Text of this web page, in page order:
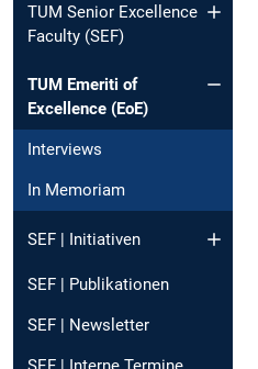
TUM Senior Excellence
Faculty (SEF)
TUM Emeriti of
Excellence (EoE)
Interviews
In Memoriam
SEF | Initiativen
SEF | Publikationen
SEF | Newsletter